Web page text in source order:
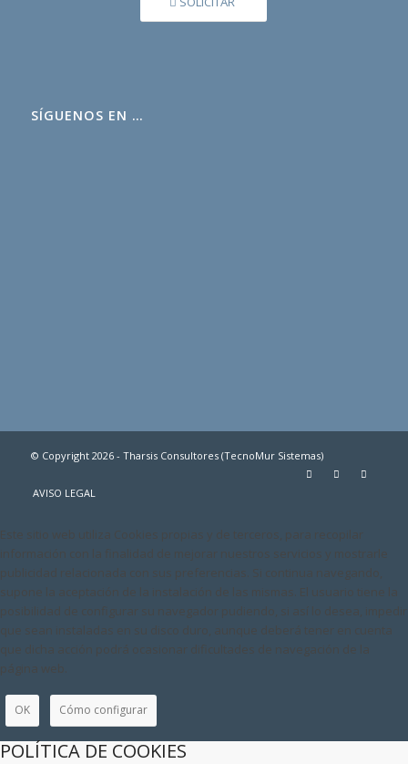
SÍGUENOS EN …
© Copyright 2026 - Tharsis Consultores (TecnoMur Sistemas)
AVISO LEGAL
Este sitio web utiliza Cookies propias y de terceros, para recopilar
información con la finalidad de mejorar nuestros servicios y mostrarle
publicidad relacionada con sus preferencias. Si continua navegando,
supone la aceptación de la instalación de las mismas. El usuario tiene la
posibilidad de configurar su navegador pudiendo, si así lo desea, impedir
que sean instaladas en su disco duro, aunque deberá tener en cuenta
que dicha acción podrá ocasionar dificultades de navegación de la
página web.
OK Cómo configurar
POLÍTICA DE COOKIES